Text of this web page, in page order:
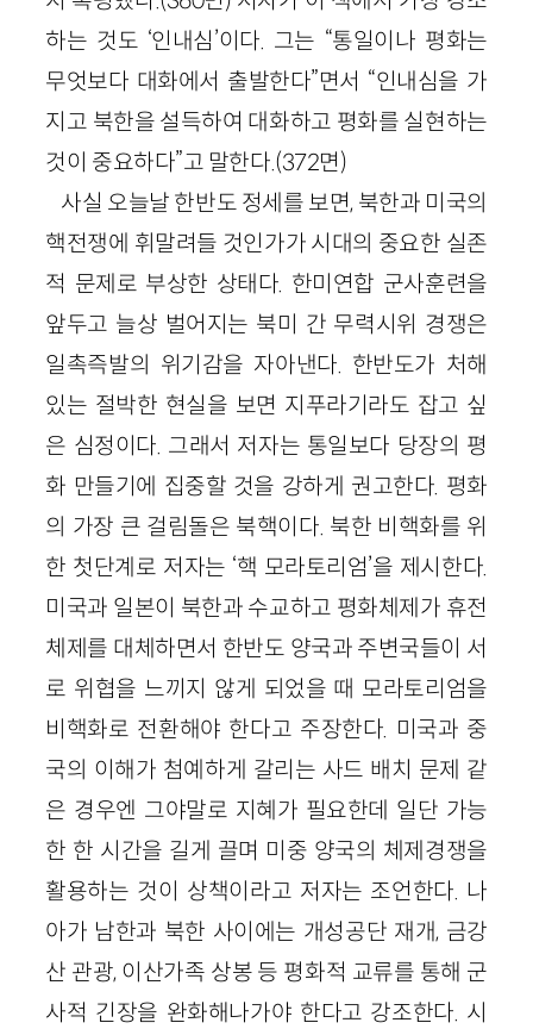
하는 것도 ‘인내심’이다. 그는 “통일이나 평화는
무엇보다 대화에서 출발한다”면서 “인내심을 가
지고 북한을 설득하여 대화하고 평화를 실현하는
것이 중요하다”고 말한다.(372면)
사실 오늘날 한반도 정세를 보면, 북한과 미국의
핵전쟁에 휘말려들 것인가가 시대의 중요한 실존
적 문제로 부상한 상태다. 한미연합 군사훈련을
앞두고 늘상 벌어지는 북미 간 무력시위 경쟁은
일촉즉발의 위기감을 자아낸다. 한반도가 처해
있는 절박한 현실을 보면 지푸라기라도 잡고 싶
은 심정이다. 그래서 저자는 통일보다 당장의 평
화 만들기에 집중할 것을 강하게 권고한다. 평화
의 가장 큰 걸림돌은 북핵이다. 북한 비핵화를 위
한 첫단계로 저자는 ‘핵 모라토리엄’을 제시한다.
미국과 일본이 북한과 수교하고 평화체제가 휴전
체제를 대체하면서 한반도 양국과 주변국들이 서
로 위협을 느끼지 않게 되었을 때 모라토리엄을
비핵화로 전환해야 한다고 주장한다. 미국과 중
국의 이해가 첨예하게 갈리는 사드 배치 문제 같
은 경우엔 그야말로 지혜가 필요한데 일단 가능
한 한 시간을 길게 끌며 미중 양국의 체제경쟁을
활용하는 것이 상책이라고 저자는 조언한다. 나
아가 남한과 북한 사이에는 개성공단 재개, 금강
산 관광, 이산가족 상봉 등 평화적 교류를 통해 군
사적 긴장을 완화해나가야 한다고 강조한다. 시